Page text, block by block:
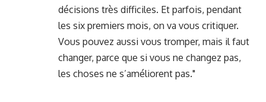
décisions très difficiles. Et parfois, pendant
les six premiers mois, on va vous critiquer.
Vous pouvez aussi vous tromper, mais il faut
changer, parce que si vous ne changez pas,
les choses ne s’améliorent pas."